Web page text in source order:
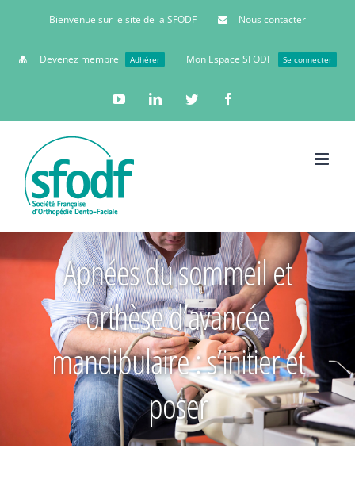
Bienvenue sur le site de la SFODF Nous contacter
Devenez membre Adhérer Mon Espace SFODF Se connecter
YouTubeLinkedinTwitter
Apnées du sommeil et
orthèse d’avancée
mandibulaire : s’initier et
poser